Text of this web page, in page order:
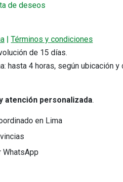
de deseos
| Términos y condiciones
de 15 días.
hasta 4 horas, según ubicación
atención personalizada.
en Lima
Yape y tarjetas
Verifica